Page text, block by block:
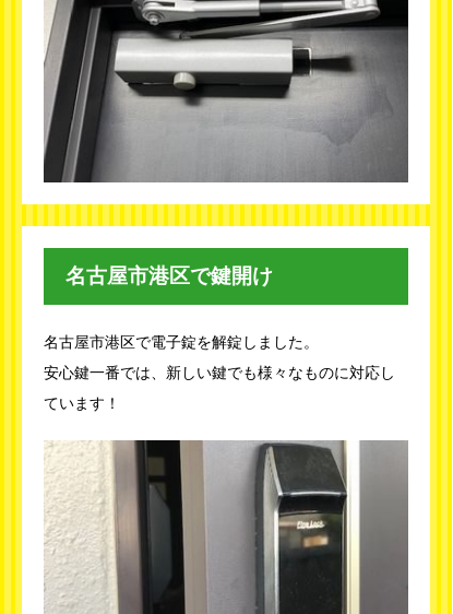
名古屋市港区で鍵開け
名古屋市港区で電子錠を解錠しました。
安心鍵一番では、新しい鍵でも様々なものに対応し
ています！